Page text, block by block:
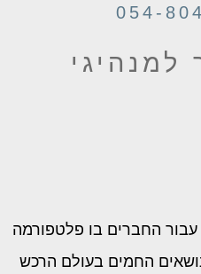
למנהיגי
החברים בו פלטפורמה
החמים בעולם הרכש